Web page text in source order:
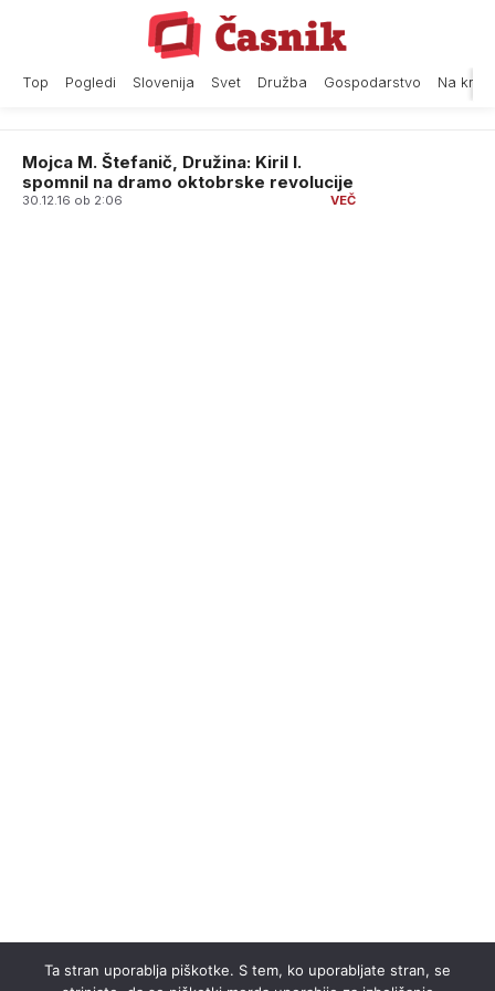
Top Pogledi Slovenija Svet Družba Gospodarstvo Na
Mojca M. Štefanič, Družina: Kiril I.
spomnil na dramo oktobrske revolucije
30.12.16 ob 2:06
Ta stran uporablja piškotke. S tem, ko uporabljate stran, se